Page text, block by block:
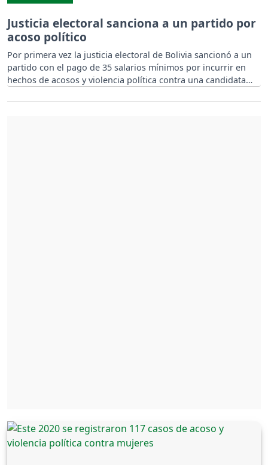
Justicia electoral sanciona a un partido por
acoso político
Por primera vez la justicia electoral de Bolivia sancionó a un
partido con el pago de 35 salarios mínimos por incurrir en
hechos de acosos y violencia política contra una candidata